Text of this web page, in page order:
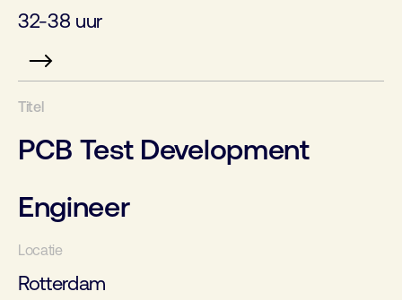
32-38 uur
PCB Test Development
Engineer
Rotterdam